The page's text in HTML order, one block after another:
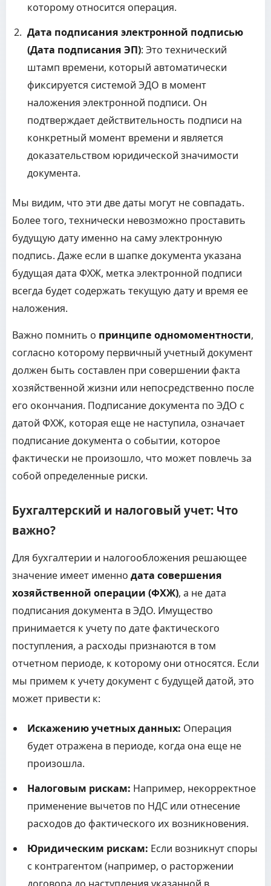
которому относится операция.
Дата подписания электронной подписью
(Дата подписания ЭП): Это технический
штамп времени, который автоматически
фиксируется системой ЭДО в момент
наложения электронной подписи. Он
подтверждает действительность подписи на
конкретный момент времени и является
доказательством юридической значимости
документа.
Мы видим, что эти две даты могут не совпадать.
Более того, технически невозможно проставить
будущую дату именно на саму электронную
подпись. Даже если в шапке документа указана
будущая дата ФХЖ, метка электронной подписи
всегда будет содержать текущую дату и время ее
наложения.
Важно помнить о принципе одномоментности,
согласно которому первичный учетный документ
должен быть составлен при совершении факта
хозяйственной жизни или непосредственно после
его окончания. Подписание документа по ЭДО с
датой ФХЖ, которая еще не наступила, означает
подписание документа о событии, которое
фактически не произошло, что может повлечь за
собой определенные риски.
Бухгалтерский и налоговый учет: Что
важно?
Для бухгалтерии и налогообложения решающее
значение имеет именно дата совершения
хозяйственной операции (ФХЖ), а не дата
подписания документа в ЭДО. Имущество
принимается к учету по дате фактического
поступления, а расходы признаются в том
отчетном периоде, к которому они относятся. Если
мы примем к учету документ с будущей датой, это
может привести к:
Искажению учетных данных: Операция
будет отражена в периоде, когда она еще не
произошла.
Налоговым рискам: Например, некорректное
применение вычетов по НДС или отнесение
расходов до фактического их возникновения.
Юридическим рискам: Если возникнут споры
с контрагентом (например, о расторжении